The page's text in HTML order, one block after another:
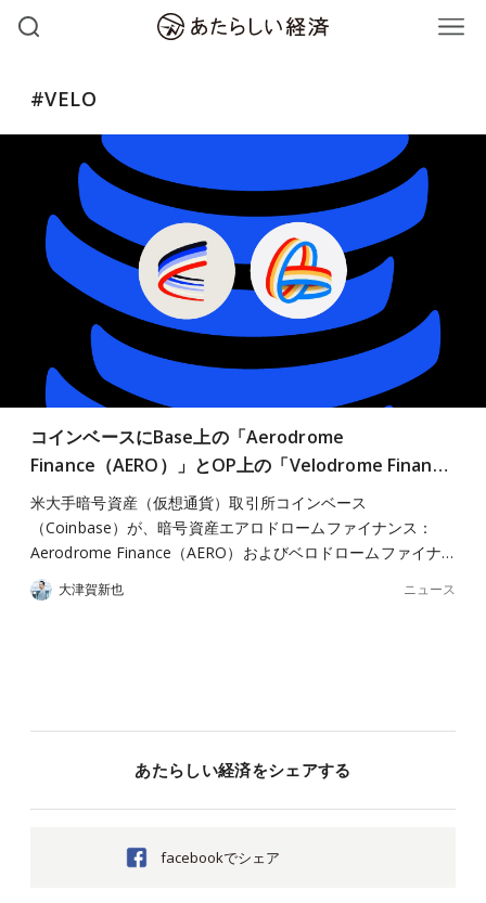
#VELO
コインベースにBase上の「Aerodrome
Finance（AERO）」とOP上の「Velodrome Finan…
米大手暗号資産（仮想通貨）取引所コインベース
（Coinbase）が、暗号資産エアロドロームファイナンス：
Aerodrome Finance（AERO）およびベロドロームファイナ…
大津賀新也 ニュース
あたらしい経済をシェアする
facebookでシェア